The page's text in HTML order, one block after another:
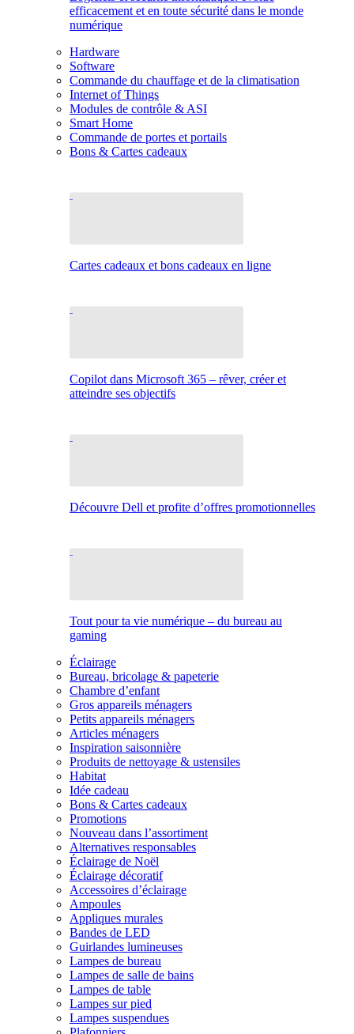
efficacement et en toute sécurité dans le monde
numérique
Hardware
Software
Commande du chauffage et de la climatisation
Internet of Things
Modules de contrôle & ASI
Smart Home
Commande de portes et portails
Bons & Cartes cadeaux
Cartes cadeaux et bons cadeaux en ligne
Copilot dans Microsoft 365 – rêver, créer et
atteindre ses objectifs
Découvre Dell et profite d’offres promotionnelles
Tout pour ta vie numérique – du bureau au
gaming
Éclairage
Bureau, bricolage & papeterie
Chambre d’enfant
Gros appareils ménagers
Petits appareils ménagers
Articles ménagers
Inspiration saisonnière
Produits de nettoyage & ustensiles
Habitat
Idée cadeau
Bons & Cartes cadeaux
Promotions
Nouveau dans l’assortiment
Alternatives responsables
Éclairage de Noël
Éclairage décoratif
Accessoires d’éclairage
Ampoules
Appliques murales
Bandes de LED
Guirlandes lumineuses
Lampes de bureau
Lampes de salle de bains
Lampes de table
Lampes sur pied
Lampes suspendues